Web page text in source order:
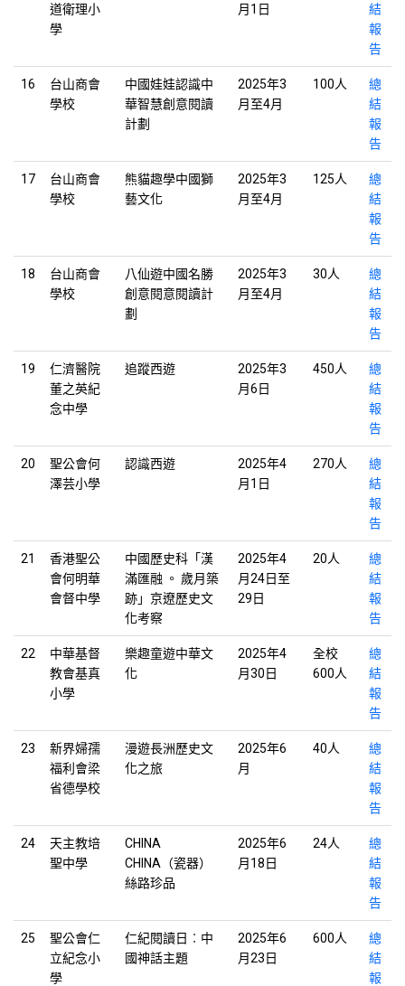
道衛理小
學
月1日
結
報
告
16
台山商會
學校
中國娃娃認識中
華智慧創意閱讀
計劃
2025年3
月至4月
100人
總
結
報
告
17
台山商會
學校
熊貓趣學中國獅
藝文化
2025年3
月至4月
125人
總
結
報
告
18
台山商會
學校
八仙遊中國名勝
創意閱意閱讀計
劃
2025年3
月至4月
30人
總
結
報
告
19
仁濟醫院
董之英紀
念中學
追蹤西遊
2025年3
月6日
450人
總
結
報
告
20
聖公會何
澤芸小學
認識西遊
2025年4
月1日
270人
總
結
報
告
21
香港聖公
會何明華
會督中學
中國歷史科「漢
滿匯融 。 歲月築
跡」京遼歷史文
化考察
2025年4
月24日至
29日
20人
總
結
報
告
22
中華基督
教會基真
小學
樂趣童遊中華文
化
2025年4
月30日
全校
600人
總
結
報
告
23
新界婦孺
福利會梁
省德學校
漫遊長洲歷史文
化之旅
2025年6
月
40人
總
結
報
告
24
天主教培
聖中學
CHINA
CHINA（瓷器）
絲路珍品
2025年6
月18日
24人
總
結
報
告
25
聖公會仁
立紀念小
學
仁紀閱讀日︰中
國神話主題
2025年6
月23日
600人
總
結
報